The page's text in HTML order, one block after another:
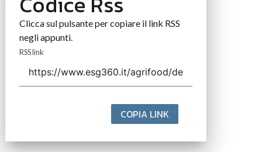
Clicca sul pulsante per copiare il link RSS
negli appunti.
RSS link
COPIA LINK